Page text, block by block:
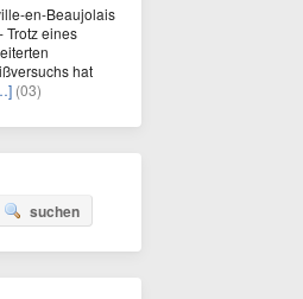
en-Beaujolais
Trotz eines
hat
(03)
suchen